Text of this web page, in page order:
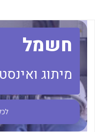
לכל מוצרי היצרן
לכל מוצרי היצרן
חשמל
מיתוג